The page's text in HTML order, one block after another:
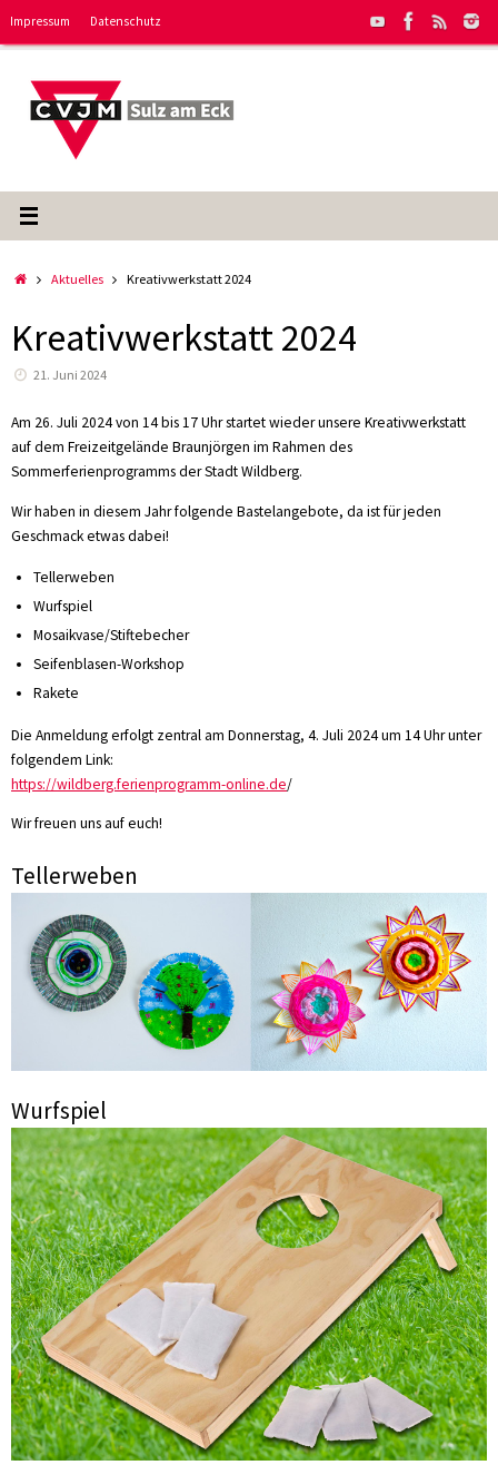
Impressum Datenschutz
StartAktuelles Kreativwerkstatt 2024
Kreativwerkstatt 2024
21. Juni 2024
Am 26. Juli 2024 von 14 bis 17 Uhr startet wieder unsere Kreativwerkstatt
auf dem Freizeitgelände Braunjörgen im Rahmen des
Sommerferienprogramms der Stadt Wildberg.
Wir haben in diesem Jahr folgende Bastelangebote, da ist für jeden
Geschmack etwas dabei!
Tellerweben
Wurfspiel
Mosaikvase/Stiftebecher
Seifenblasen-Workshop
Rakete
Die Anmeldung erfolgt zentral am Donnerstag, 4. Juli 2024 um 14 Uhr unter
folgendem Link:
https://wildberg.ferienprogramm-online.de/
Wir freuen uns auf euch!
Tellerweben
Wurfspiel